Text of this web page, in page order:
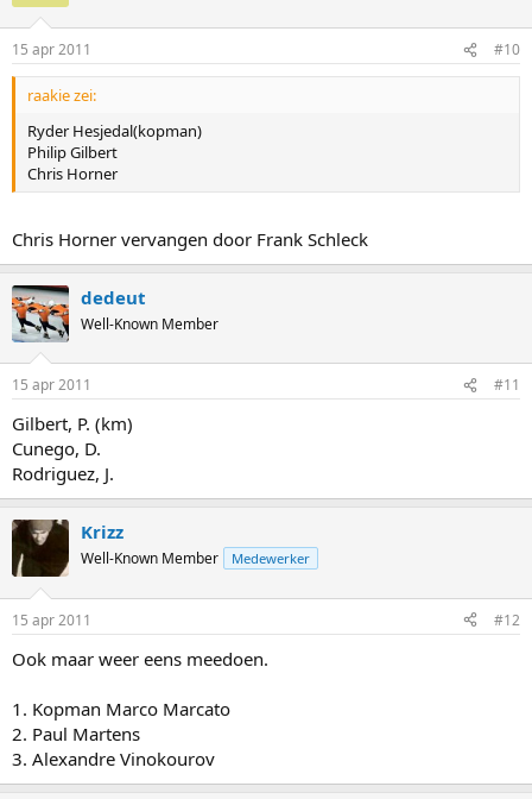
15 apr 2011 #10
raakie zei:
Ryder Hesjedal(kopman)
Philip Gilbert
Chris Horner
Chris Horner vervangen door Frank Schleck
dedeut
Well-Known Member
15 apr 2011 #11
Gilbert, P. (km)
Cunego, D.
Rodriguez, J.
Krizz
Well-Known Member Medewerker
15 apr 2011 #12
Ook maar weer eens meedoen.
1. Kopman Marco Marcato
2. Paul Martens
3. Alexandre Vinokourov